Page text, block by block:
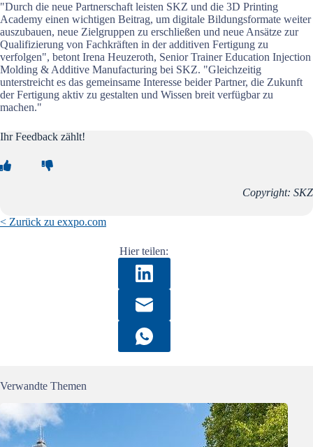
"Durch die neue Partnerschaft leisten SKZ und die 3D Printing
Academy einen wichtigen Beitrag, um digitale Bildungsformate weiter
auszubauen, neue Zielgruppen zu erschließen und neue Ansätze zur
Qualifizierung von Fachkräften in der additiven Fertigung zu
verfolgen", betont Irena Heuzeroth, Senior Trainer Education Injection
Molding & Additive Manufacturing bei SKZ. "Gleichzeitig
unterstreicht es das gemeinsame Interesse beider Partner, die Zukunft
der Fertigung aktiv zu gestalten und Wissen breit verfügbar zu
machen."
Ihr Feedback zählt!
Copyright: SKZ
< Zurück zu exxpo.com
Hier teilen:
Verwandte Themen